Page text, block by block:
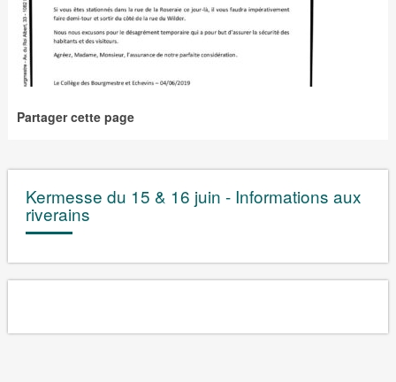
Partager cette page
Kermesse du 15 & 16 juin - Informations aux
riverains